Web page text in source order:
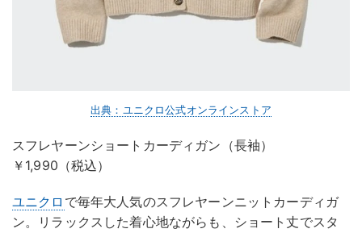
出典：ユニクロ公式オンラインストア
スフレヤーンショートカーディガン（長袖）
￥1,990（税込）
ユニクロ で毎年大人気のスフレヤーンニットカーディガ
ン。リラックスした着心地ながらも、ショート丈でスタ